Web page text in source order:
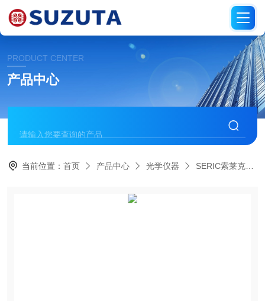
PRODUCT CENTER
产品中心
当前位置：首页 产品中心 光学仪器 SERIC索莱克